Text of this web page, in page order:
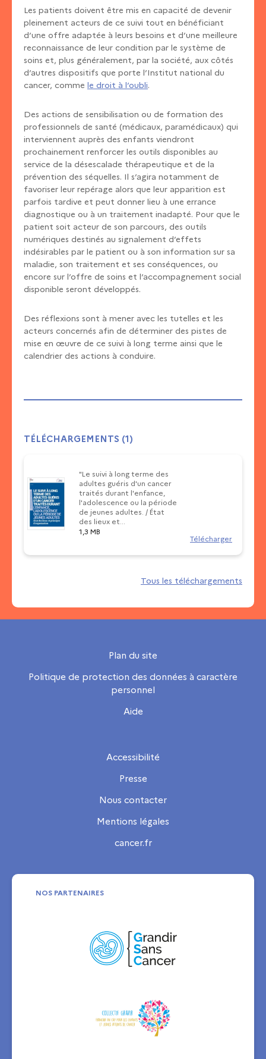
Les patients doivent être mis en capacité de devenir
pleinement acteurs de ce suivi tout en bénéficiant
d’une offre adaptée à leurs besoins et d’une meilleure
reconnaissance de leur condition par le système de
soins et, plus généralement, par la société, aux côtés
d’autres dispositifs que porte l’Institut national du
cancer, comme le droit à l’oubli.
Des actions de sensibilisation ou de formation des
professionnels de santé (médicaux, paramédicaux) qui
interviennent auprès des enfants viendront
prochainement renforcer les outils disponibles au
service de la désescalade thérapeutique et de la
prévention des séquelles. Il s’agira notamment de
favoriser leur repérage alors que leur apparition est
parfois tardive et peut donner lieu à une errance
diagnostique ou à un traitement inadapté. Pour que le
patient soit acteur de son parcours, des outils
numériques destinés au signalement d’effets
indésirables par le patient ou à son information sur sa
maladie, son traitement et ses conséquences, ou
encore sur l’offre de soins et l’accompagnement social
disponible seront développés.
Des réflexions sont à mener avec les tutelles et les
acteurs concernés afin de déterminer des pistes de
mise en œuvre de ce suivi à long terme ainsi que le
calendrier des actions à conduire.
TÉLÉCHARGEMENTS (1)
"Le suivi à long terme des
adultes guéris d'un cancer
traités durant l'enfance,
l'adolescence ou la période
de jeunes adultes. / État
des lieux et...
1,3 MB
Télécharger
Tous les téléchargements
NOS PARTENAIRES
Plan du site
Politique de protection des données à caractère
personnel
Aide
Accessibilité
Presse
Nous contacter
Mentions légales
cancer.fr